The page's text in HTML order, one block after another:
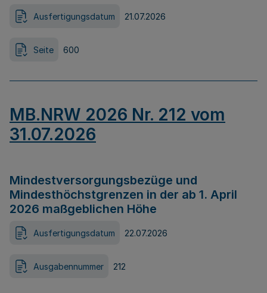
Ausfertigungsdatum 21.07.2026
Seite 600
MB.NRW 2026 Nr. 212 vom
31.07.2026
Mindestversorgungsbezüge und
Mindesthöchstgrenzen in der ab 1. April
2026 maßgeblichen Höhe
Ausfertigungsdatum 22.07.2026
Ausgabennummer 212